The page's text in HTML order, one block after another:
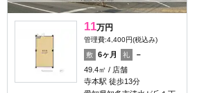
11万円
管理費:4,400円(税込み)
敷 6ヶ月 礼
－
49.4㎡
店舗
寺本駅 徒歩13分